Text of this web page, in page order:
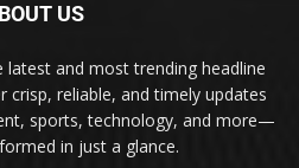
US
latest and most trending headline
crisp, reliable, and timely updates
sports, technology, and more—
in just a glance.